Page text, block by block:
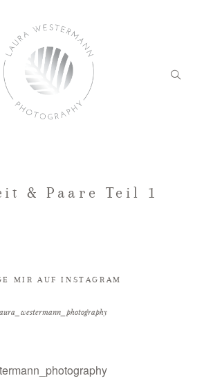
& Paare Teil 1
MIR AUF INSTAGRAM